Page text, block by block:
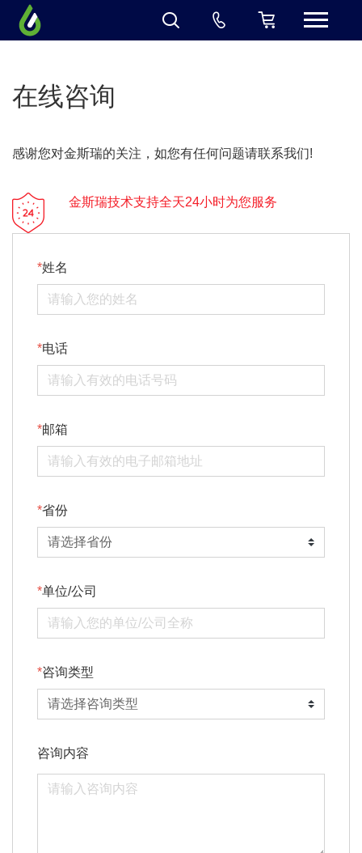
在线咨询
感谢您对金斯瑞的关注，如您有任何问题请联系我们!
金斯瑞技术支持全天24小时为您服务
姓名
电话
邮箱
省份
单位/公司
咨询类型
咨询内容